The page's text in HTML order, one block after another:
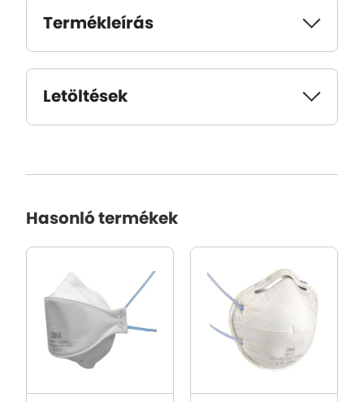
Termékleírás
Letöltések
Hasonló termékek